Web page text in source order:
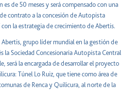
es de 50 meses y será compensado con una
contrato a la concesión de Autopista
la estrategia de crecimiento de Abertis.
Abertis, grupo líder mundial en la gestión de
la Sociedad Concesionaria Autopista Central
será la encargada de desarrollar el proyecto
Túnel Lo Ruiz, que tiene como área de
de Renca y Quilicura, al norte de la